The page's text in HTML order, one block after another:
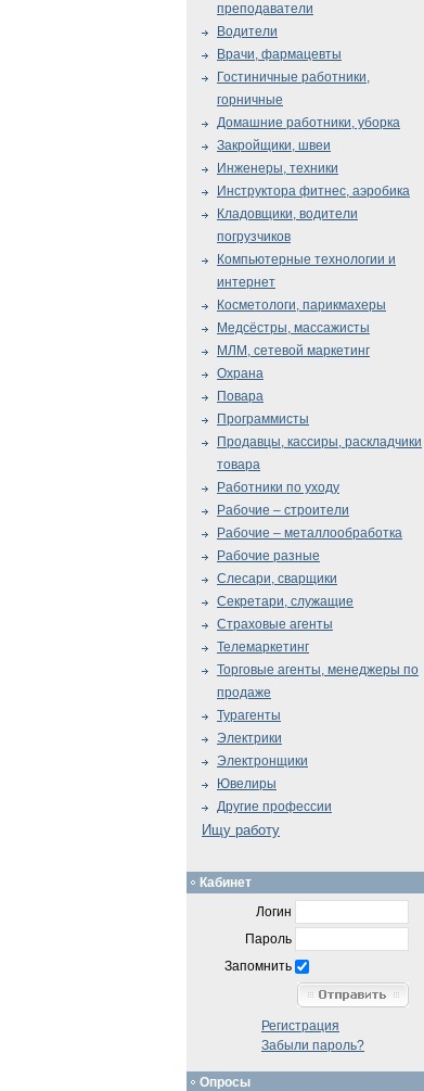
преподаватели
Водители
Врачи, фармацевты
Гостиничные работники,
горничные
Домашние работники, уборка
Закройщики, швеи
Инженеры, техники
Инструктора фитнес, аэробика
Кладовщики, водители
погрузчиков
Компьютерные технологии и
интернет
Косметологи, парикмахеры
Медсёстры, массажисты
МЛМ, сетевой маркетинг
Охрана
Повара
Программисты
Продавцы, кассиры, раскладчики
товара
Работники по уходу
Рабочие – строители
Рабочие – металлообработка
Рабочие разные
Слесари, сварщики
Секретари, служащие
Страховые агенты
Телемаркетинг
Торговые агенты, менеджеры по
продаже
Турагенты
Электрики
Электронщики
Ювелиры
Другие профессии
Ищу работу
Кабинет
Логин
Пароль
Запомнить
Регистрация
Забыли пароль?
Опросы